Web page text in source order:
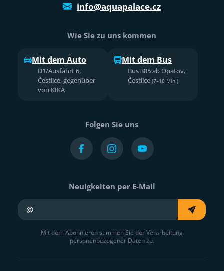
info@aquapalace.cz
Wie Sie zu uns kommen
Mit dem Auto
D1/Ausfahrt 6,
Čestlice, gegenüber
von KIKA
Mit dem Bus
Bus 385 ab Opatov,
Čestlice (7–10 Min.)
Folgen Sie uns
Neuigkeiten per E-Mail
Mit dem Abonnieren stimmen Sie der Verarbeitung
personenbezogener Daten zu.